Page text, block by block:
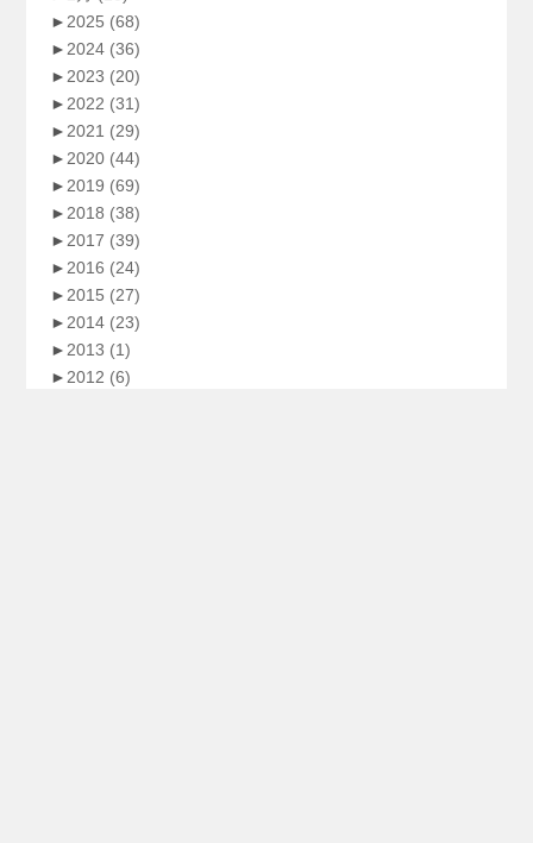
►2025 (68)
►2024 (36)
►2023 (20)
►2022 (31)
►2021 (29)
►2020 (44)
►2019 (69)
►2018 (38)
►2017 (39)
►2016 (24)
►2015 (27)
►2014 (23)
►2013 (1)
►2012 (6)